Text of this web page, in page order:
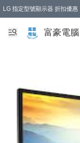
LG 指定型號顯示器 折扣優惠
富豪電